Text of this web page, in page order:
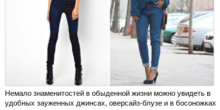
Немало знаменитостей в обыденной жизни можно увидеть в
удобных зауженных джинсах, оверсайз-блузе и в босоножках